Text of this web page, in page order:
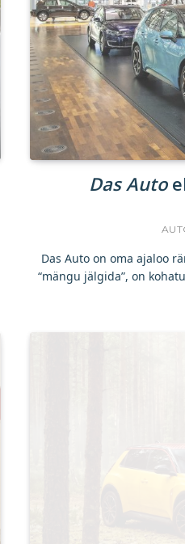
Das Auto
Das Auto on oma ajaloo
“mängu jälgida”, on